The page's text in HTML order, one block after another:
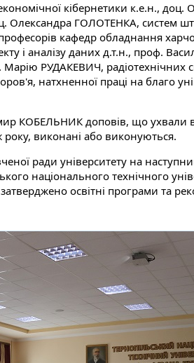
кібернетики к.е.н., доц.
Олександра ГОЛОТЕНКА, систем
кафедр обладнання
і аналізу даних д.т.н., проф.
РУДАКЕВИЧ, радіотехнічних
натхненної праці на благо
КОБЕЛЬНИК доповів, що ухвали
року, виконані або виконуються.
ради університету на
національного технічного
освітні програми та